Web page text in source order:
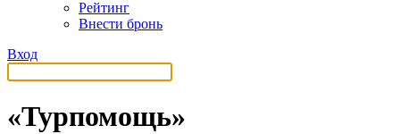
Рейтинг
Внести бронь
Вход
«Турпомощь»